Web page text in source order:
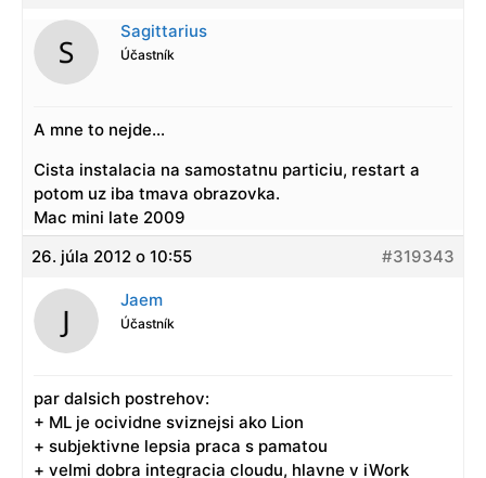
Sagittarius
Účastník
A mne to nejde…
Cista instalacia na samostatnu particiu, restart a
potom uz iba tmava obrazovka.
Mac mini late 2009
26. júla 2012 o 10:55
#319343
Jaem
Účastník
par dalsich postrehov:
+ ML je ocividne sviznejsi ako Lion
+ subjektivne lepsia praca s pamatou
+ velmi dobra integracia cloudu, hlavne v iWork